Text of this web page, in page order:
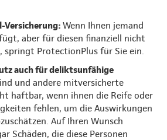
Versicherung: Wenn Ihnen jemand
aber für diesen finanziell nicht
springt ProtectionPlus für Sie ein.
auch für deliktsunfähige
und andere mitversicherte
haftbar, wenn ihnen die Reife oder
fehlen, um die Auswirkungen
Auf Ihren Wunsch
Schäden, die diese Personen